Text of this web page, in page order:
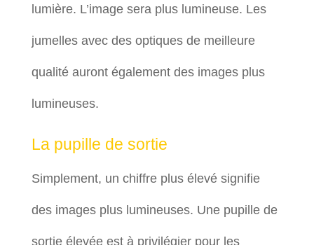
lumière. L’image sera plus lumineuse. Les
jumelles avec des optiques de meilleure
qualité auront également des images plus
lumineuses.
La pupille de sortie
Simplement, un chiffre plus élevé signifie
des images plus lumineuses. Une pupille de
sortie élevée est à privilégier pour les